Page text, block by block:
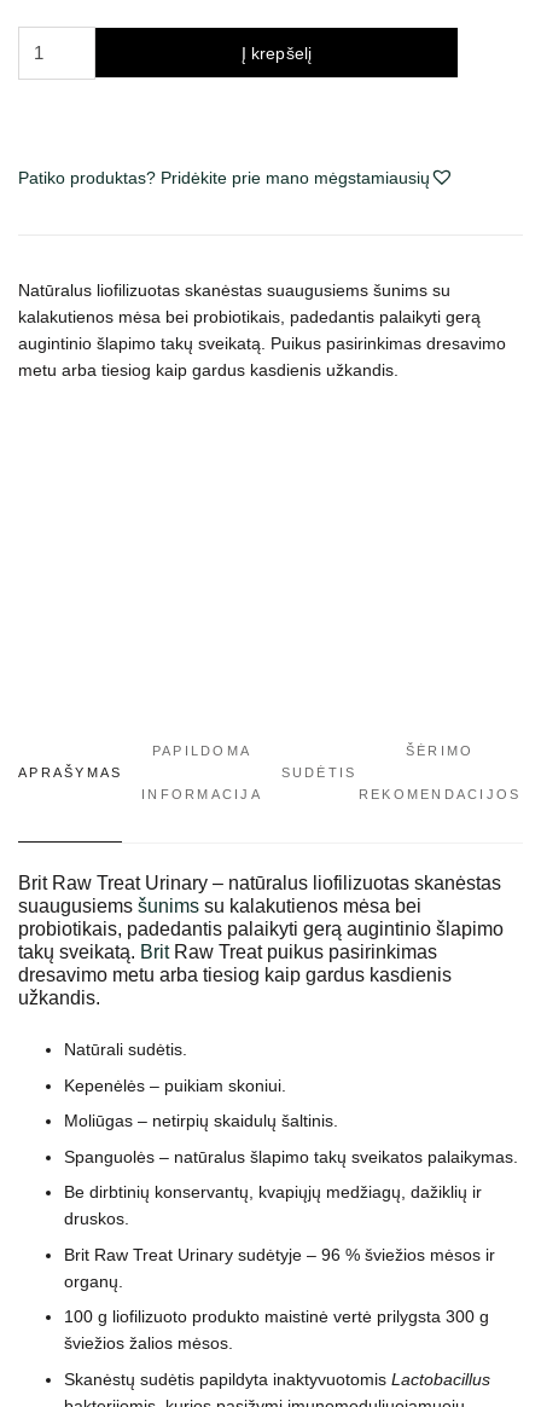
Urinary
šunims
Į krepšelį
Patiko produktas? Pridėkite prie mano mėgstamiausių
Natūralus liofilizuotas skanėstas suaugusiems šunims su
kalakutienos mėsa bei probiotikais, padedantis palaikyti gerą
augintinio šlapimo takų sveikatą. Puikus pasirinkimas dresavimo
metu arba tiesiog kaip gardus kasdienis užkandis.
APRAŠYMAS
PAPILDOMA
INFORMACIJA
SUDĖTIS
ŠĖRIMO
REKOMENDACIJOS
Brit Raw Treat Urinary – natūralus liofilizuotas skanėstas
suaugusiems šunims su kalakutienos mėsa bei
probiotikais, padedantis palaikyti gerą augintinio šlapimo
takų sveikatą. BritRaw Treat puikus pasirinkimas
dresavimo metu arba tiesiog kaip gardus kasdienis
užkandis.
Natūrali sudėtis.
Kepenėlės – puikiam skoniui.
Moliūgas – netirpių skaidulų šaltinis.
Spanguolės – natūralus šlapimo takų sveikatos palaikymas.
Be dirbtinių konservantų, kvapiųjų medžiagų, dažiklių ir
druskos.
Brit Raw Treat Urinary sudėtyje – 96 % šviežios mėsos ir
organų.
100 g liofilizuoto produkto maistinė vertė prilygsta 300 g
šviežios žalios mėsos.
Skanėstų sudėtis papildyta inaktyvuotomis Lactobacillus